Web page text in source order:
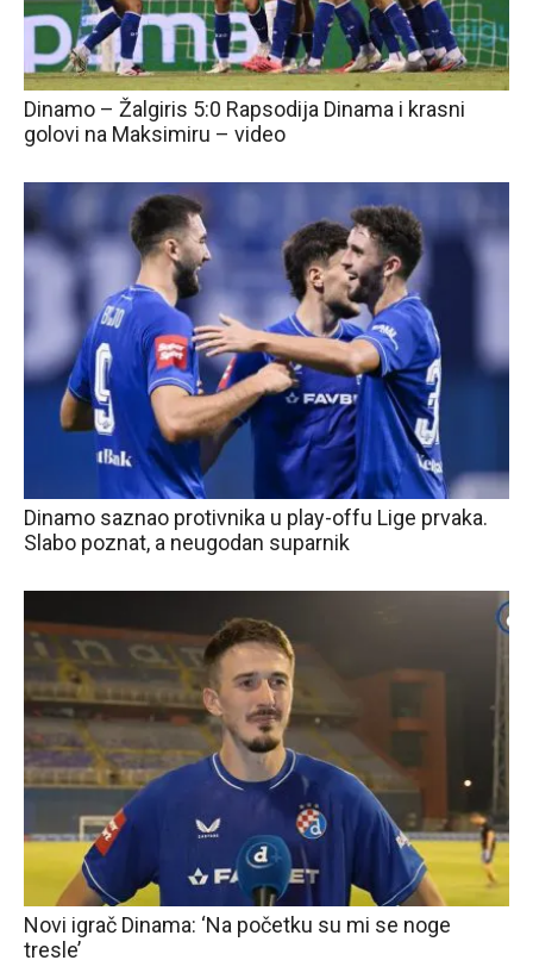
Dinamo – Žalgiris 5:0 Rapsodija Dinama i krasni
golovi na Maksimiru – video
Dinamo saznao protivnika u play-offu Lige prvaka.
Slabo poznat, a neugodan suparnik
Novi igrač Dinama: ‘Na početku su mi se noge
tresle’